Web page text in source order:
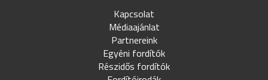
Kapcsolat
Médiaajánlat
Partnereink
Egyéni fordítók
Részidős fordítók